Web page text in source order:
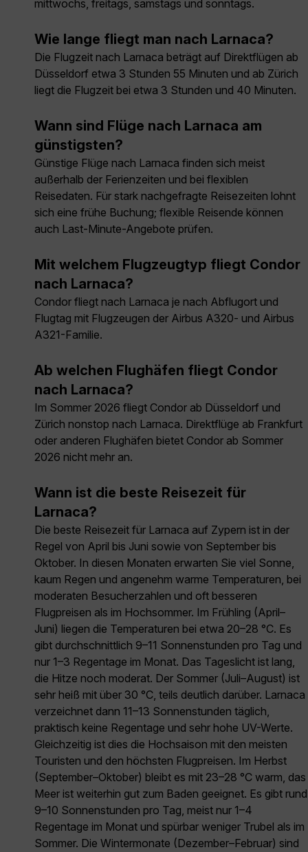
mittwochs, freitags, samstags und sonntags.
Wie lange fliegt man nach Larnaca?
Die Flugzeit nach Larnaca beträgt auf Direktflügen ab
Düsseldorf etwa 3 Stunden 55 Minuten und ab Zürich
liegt die Flugzeit bei etwa 3 Stunden und 40 Minuten.
Wann sind Flüge nach Larnaca am
günstigsten?
Günstige Flüge nach Larnaca finden sich meist
außerhalb der Ferienzeiten und bei flexiblen
Reisedaten. Für stark nachgefragte Reisezeiten lohnt
sich eine frühe Buchung; flexible Reisende können
auch Last-Minute-Angebote prüfen.
Mit welchem Flugzeugtyp fliegt Condor
nach Larnaca?
Condor fliegt nach Larnaca je nach Abflugort und
Flugtag mit Flugzeugen der Airbus A320- und Airbus
A321-Familie.
Ab welchen Flughäfen fliegt Condor
nach Larnaca?
Im Sommer 2026 fliegt Condor ab Düsseldorf und
Zürich nonstop nach Larnaca. Direktflüge ab Frankfurt
oder anderen Flughäfen bietet Condor ab Sommer
2026 nicht mehr an.
Wann ist die beste Reisezeit für
Larnaca?
Die beste Reisezeit für Larnaca auf Zypern ist in der
Regel von April bis Juni sowie von September bis
Oktober. In diesen Monaten erwarten Sie viel Sonne,
kaum Regen und angenehm warme Temperaturen, bei
moderaten Besucherzahlen und oft besseren
Flugpreisen als im Hochsommer. Im Frühling (April–
Juni) liegen die Temperaturen bei etwa 20–28 °C. Es
gibt durchschnittlich 9–11 Sonnenstunden pro Tag und
nur 1–3 Regentage im Monat. Das Tageslicht ist lang,
die Hitze noch moderat. Der Sommer (Juli–August) ist
sehr heiß mit über 30 °C, teils deutlich darüber. Larnaca
verzeichnet dann 11–13 Sonnenstunden täglich,
praktisch keine Regentage und sehr hohe UV-Werte.
Gleichzeitig ist dies die Hochsaison mit den meisten
Touristen und den höchsten Flugpreisen. Im Herbst
(September–Oktober) bleibt es mit 23–28 °C warm, das
Meer ist weiterhin gut zum Baden geeignet. Es gibt rund
9–10 Sonnenstunden pro Tag, meist nur 1–4
Regentage im Monat und spürbar weniger Trubel als im
Sommer. Die Wintermonate (Dezember–Februar) sind